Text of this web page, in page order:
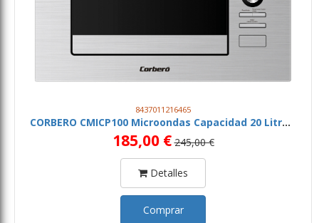
8437011216465
CORBERO CMICP100 Microondas Capacidad 20 Litros, Color Inox, Potencia 800 W, Función Auto Menú
185,00 € 245,00 €
Detalles
Comprar